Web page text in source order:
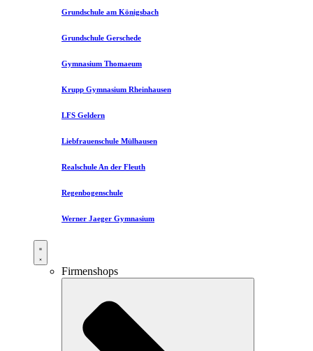
Grundschule am Königsbach
Grundschule Gerschede
Gymnasium Thomaeum
Krupp Gymnasium Rheinhausen
LFS Geldern
Liebfrauenschule Mülhausen​
Realschule An der Fleuth
Regenbogenschule
Werner Jaeger Gymnasium
Firmenshops